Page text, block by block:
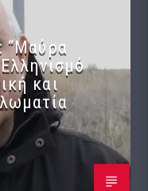
“Μαύρα
και